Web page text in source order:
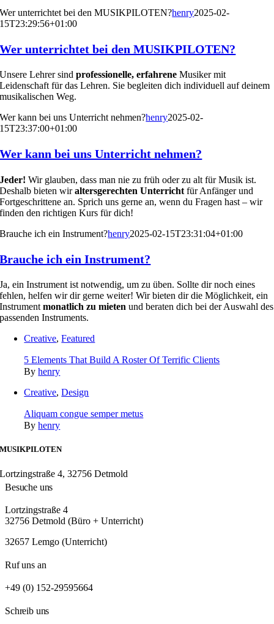
Wer unterrichtet bei den MUSIKPILOTEN?henry2025-02-
15T23:29:56+01:00
Wer unterrichtet bei den MUSIKPILOTEN?
Unsere Lehrer sindprofessionelle, erfahrene Musiker mit
Leidenschaft für das Lehren. Sie begleiten dich individuell auf deinem
musikalischen Weg.
Wer kann bei uns Unterricht nehmen?henry2025-02-
15T23:37:00+01:00
Wer kann bei uns Unterricht nehmen?
Jeder! Wir glauben, dass man nie zu früh oder zu alt für Musik ist.
Deshalb bieten wiraltersgerechten Unterrichtfür Anfänger und
Fortgeschrittene an. Sprich uns gerne an, wenn du Fragen hast – wir
finden den richtigen Kurs für dich!
Brauche ich ein Instrument?henry2025-02-15T23:31:04+01:00
Brauche ich ein Instrument?
Ja, ein Instrument ist notwendig, um zu üben. Sollte dir noch eines
fehlen, helfen wir dir gerne weiter! Wir bieten dir die Möglichkeit, ein
Instrumentmonatlich zu mietenund beraten dich bei der Auswahl des
passenden Instruments.
Creative,Featured
5 Elements That Build A Roster Of Terrific Clients
Byhenry
Creative,Design
Aliquam congue semper metus
Byhenry
MUSIKPILOTEN
Lortzingstraße 4, 32756 Detmold
Besuche uns
Lortzingstraße 4
32756 Detmold (Büro + Unterricht)
32657 Lemgo (Unterricht)
Ruf uns an
+49 (0) 152-29595664
Schreib uns